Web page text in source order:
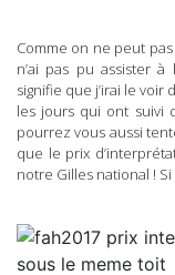
Comme on ne peut
n’ai pas pu assister
signifie que j’irai le voir
les jours qui ont suivi
pourrez vous aussi
que le prix
notre Gilles national !